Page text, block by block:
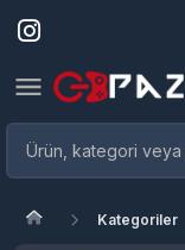
Kategoriler